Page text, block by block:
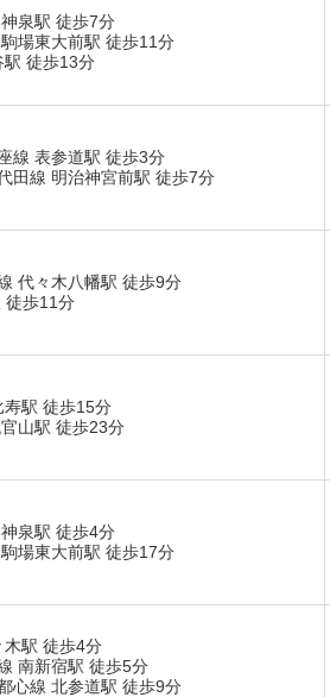
泉駅 徒歩7分
場東大前駅 徒歩11分
駅 徒歩13分
線 表参道駅 徒歩3分
田線 明治神宮前駅 徒歩7分
代々木八幡駅 徒歩9分
徒歩11分
駅 徒歩15分
山駅 徒歩23分
泉駅 徒歩4分
場東大前駅 徒歩17分
駅 徒歩4分
南新宿駅 徒歩5分
心線 北参道駅 徒歩9分